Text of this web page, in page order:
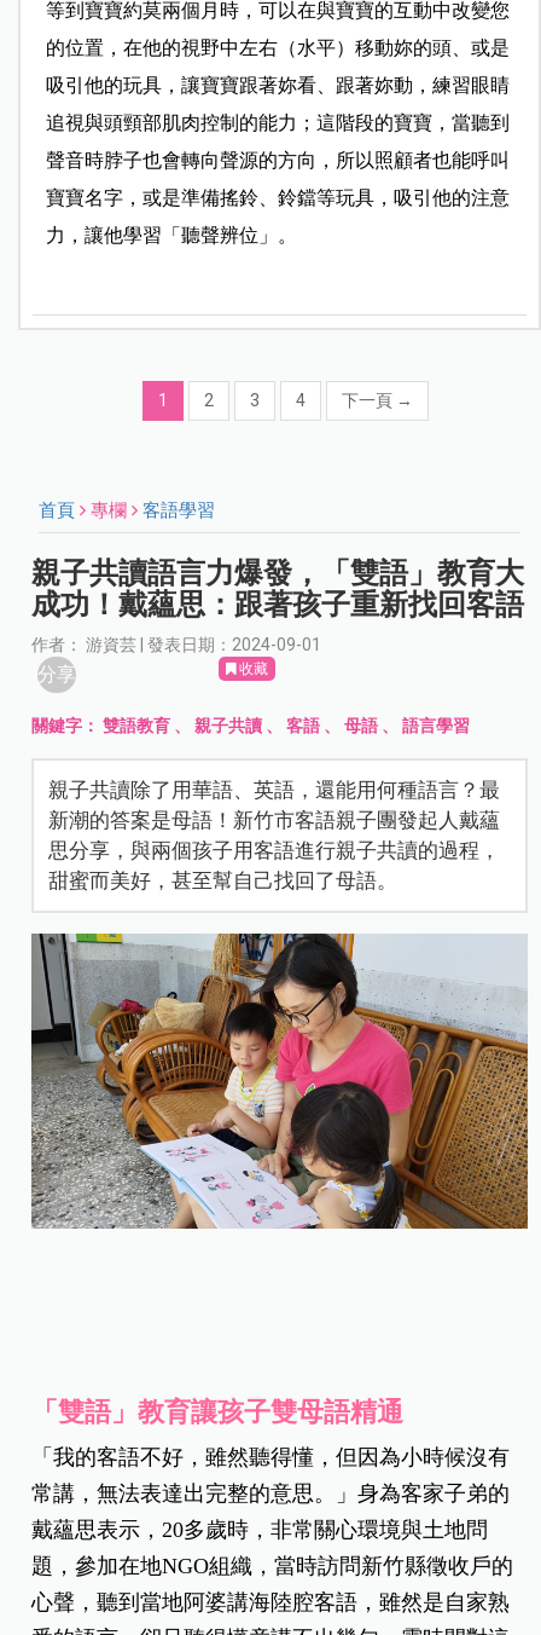
等到寶寶約莫兩個月時，可以在與寶寶的互動中改變您
的位置，在他的視野中左右（水平）移動妳的頭、或是
吸引他的玩具，讓寶寶跟著妳看、跟著妳動，練習眼睛
追視與頭頸部肌肉控制的能力；這階段的寶寶，當聽到
聲音時脖子也會轉向聲源的方向，所以照顧者也能呼叫
寶寶名字，或是準備搖鈴、鈴鐺等玩具，吸引他的注意
力，讓他學習「聽聲辨位」。
1 2 3 4 下一頁 →
首頁 專欄 客語學習
親子共讀語言力爆發，「雙語」教育大
成功！戴蘊思：跟著孩子重新找回客語
作者： 游資芸 | 發表日期：2024-09-01
分享 收藏
關鍵字：雙語教育 、親子共讀 、客語 、母語 、語言學習
親子共讀除了用華語、英語，還能用何種語言？最
新潮的答案是母語！新竹市客語親子團發起人戴蘊
思分享，與兩個孩子用客語進行親子共讀的過程，
甜蜜而美好，甚至幫自己找回了母語。
「雙語」教育讓孩子雙母語精通
「我的客語不好，雖然聽得懂，但因為小時候沒有
常講，無法表達出完整的意思。」身為客家子弟的
戴蘊思表示，20多歲時，非常關心環境與土地問
題，參加在地NGO組織，當時訪問新竹縣徵收戶的
心聲，聽到當地阿婆講海陸腔客語，雖然是自家熟